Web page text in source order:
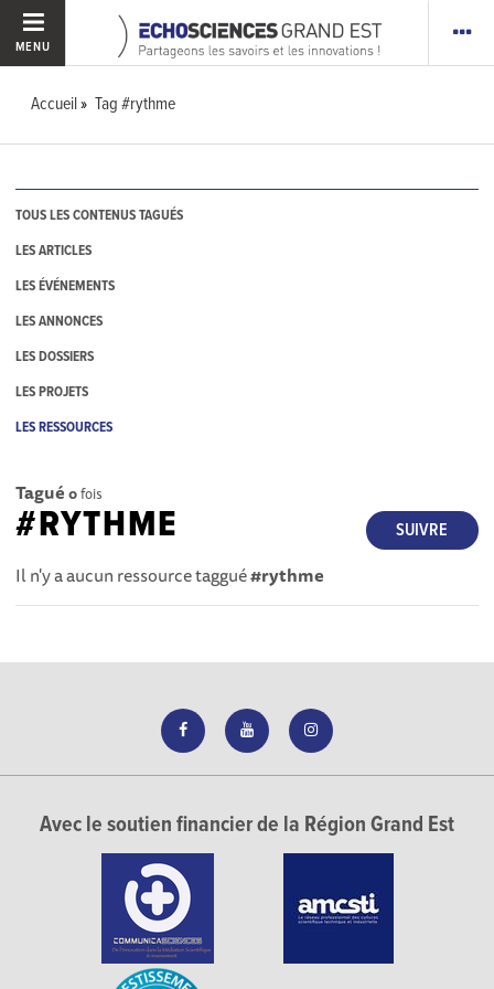
MENU
Accueil Tag #rythme
TOUS LES CONTENUS TAGUÉS
LES ARTICLES
LES ÉVÉNEMENTS
LES ANNONCES
LES DOSSIERS
LES PROJETS
LES RESSOURCES
Tagué 0fois
SUIVRE
#RYTHME
Il n'y a aucun ressource taggué#rythme
Avec le soutien financier de la Région Grand Est